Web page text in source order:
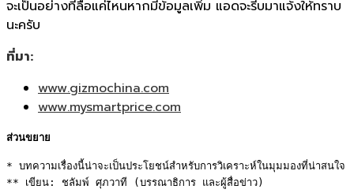
จะเป็นอย่างที่ลือแค่ไหนหากมีข้อมูลเพิ่ม แอดจะรีบมาแจ้งให้ทราบ
นะครับ
ที่มา:
www.gizmochina.com
www.mysmartprice.com
ส่วนขยาย
* บทความเรื่องนี้น่าจะเป็นประโยชน์สำหรับการวิเคราะห์ในมุมมองที่น่าสนใจ
** เขียน: ชลัมพ์ ศุภวาที (บรรณาธิการ และผู้สื่อข่าว)